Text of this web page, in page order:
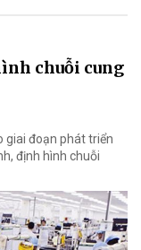
chuỗi cung
giai đoạn phát triển
định hình chuỗi